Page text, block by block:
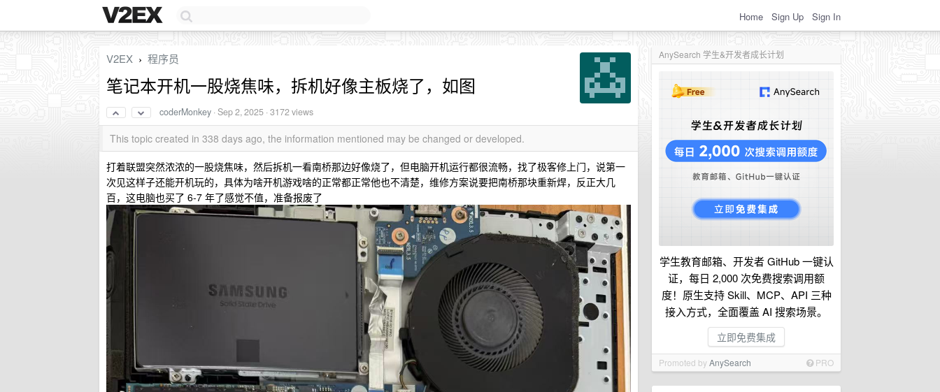
Home Sign Up Sign In
AnySearch 学生&开发者成长计划
学生教育邮箱、开发者 GitHub 一键认
证，每日 2,000 次免费搜索调用额
度！原生支持 Skill、MCP、API 三种
接入方式，全面覆盖 AI 搜索场景。
立即免费集成
Promoted byAnySearch PRO
V2EX › 程序员
笔记本开机一股烧焦味，拆机好像主板烧了，如图
coderMonkey ·Sep 2, 2025 · 3172 views
This topic created in 338 days ago, the information mentioned may be changed or developed.
打着联盟突然浓浓的一股烧焦味，然后拆机一看南桥那边好像烧了，但电脑开机运行都很流畅，找了极客修上门，说第一
次见这样子还能开机玩的，具体为啥开机游戏啥的正常都正常他也不清楚，维修方案说要把南桥那块重新焊，反正大几
百，这电脑也买了 6-7 年了感觉不值，准备报废了